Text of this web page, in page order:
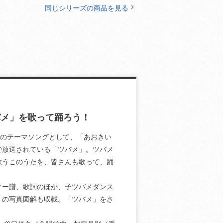
同じシリーズの商品を見る
」を歌って踊ろう！
テーマソングとして、「あおきい
送されている「ツバメ」。ツバメ
このうたを、皆さんも歌って、踊
譜、歌詞のほか、子ツバメダンス
写真図解も収載。「ツバメ」をさ